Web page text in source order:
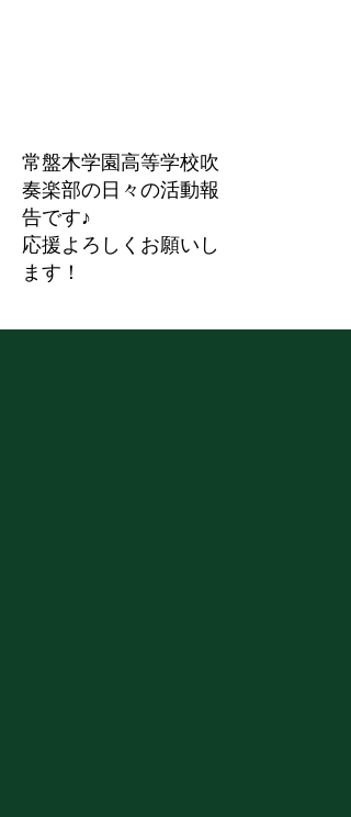
常盤木学園高等学校吹
奏楽部の日々の活動報
告です♪
応援よろしくお願いし
ます！